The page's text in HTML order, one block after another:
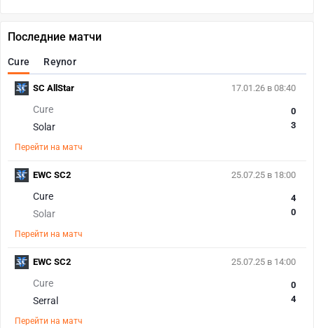
Последние матчи
Cure Reynor
17.01.26 в 08:40
Cure
Solar
0
3
Перейти на матч
SC AllStar
25.07.25 в 18:00
Cure
Solar
4
0
Перейти на матч
EWC SC2
25.07.25 в 14:00
Cure
Serral
0
4
Перейти на матч
EWC SC2